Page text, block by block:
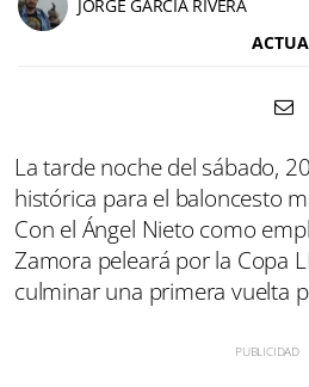
JORGE GARCIA RIVERA
La tarde noche del sábado,
histórica para el baloncesto
Con el Ángel Nieto como
Zamora peleará por la Copa
culminar una primera vuelta